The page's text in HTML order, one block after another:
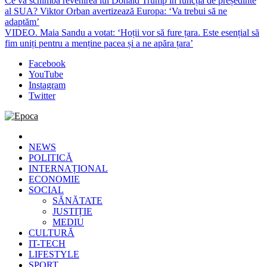
al SUA? Viktor Orban avertizează Europa: ‘Va trebui să ne
adaptăm’
VIDEO. Maia Sandu a votat: ‘Hoții vor să fure țara. Este esențial să
fim uniți pentru a menține pacea și a ne apăra țara’
Facebook
YouTube
Instagram
Twitter
Epoca
Cele mai noi știri online din România
NEWS
POLITICĂ
INTERNAȚIONAL
ECONOMIE
SOCIAL
SĂNĂTATE
JUSTIȚIE
MEDIU
CULTURĂ
IT-TECH
LIFESTYLE
SPORT